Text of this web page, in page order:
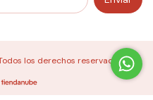
los derechos reservados.